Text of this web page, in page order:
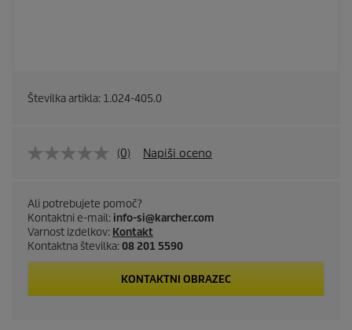
Številka artikla: 1.024-405.0
(0) Napiši oceno
Ali potrebujete pomoč?
Kontaktni e-mail: info-si@karcher.com
Varnost izdelkov: Kontakt
Kontaktna številka:08 201 5590
KONTAKTNI OBRAZEC